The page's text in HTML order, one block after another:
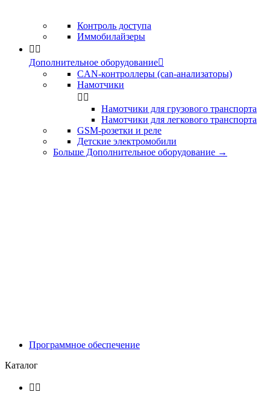
Контроль доступа
Иммобилайзеры
 
Дополнительное оборудование
CAN-контроллеры (can-анализаторы)
Намотчики
 
Намотчики для грузового транспорта
Намотчики для легкового транспорта
GSM-розетки и реле
Детские электромобили
Больше Дополнительное оборудование →
Программное обеспечение
Каталог
 